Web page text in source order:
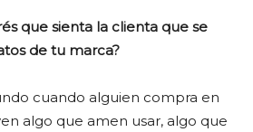
que sienta la clienta que se
de tu marca?
cuando alguien compra en
algo que amen usar, algo que